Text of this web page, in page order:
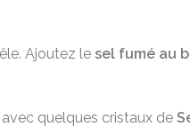
Ajoutez le sel fumé au
quelques cristaux de